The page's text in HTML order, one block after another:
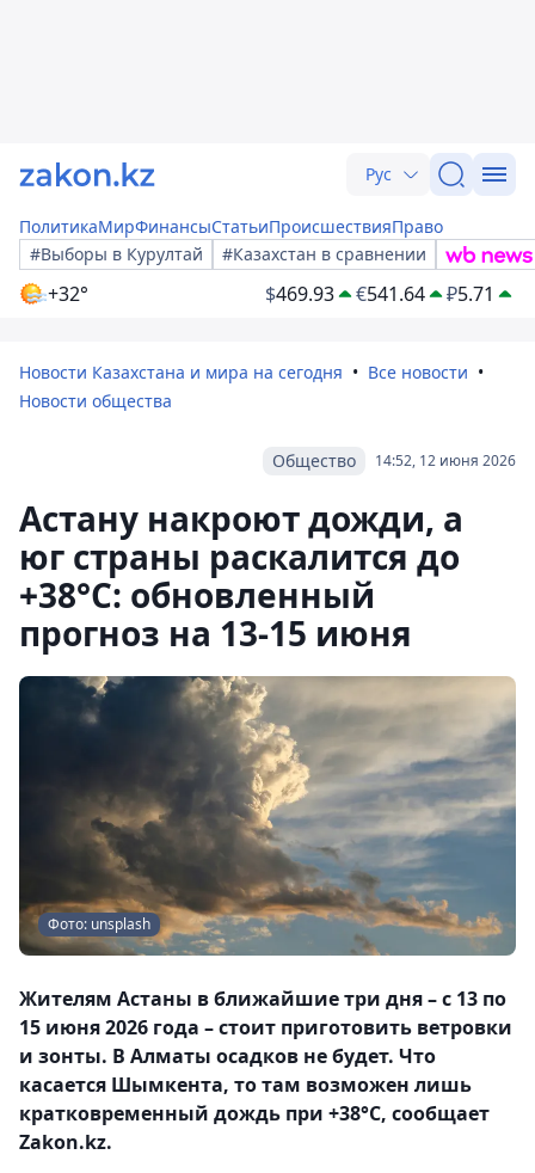
Рус
ПолитикаМирФинансыСтатьиПроисшествияПраво
#Выборы в Курултай
#Казахстан в сравнении
+32° $469.93 €541.64 ₽5.71
Новости Казахстана и мира на сегодня
Все новости
Новости общества
14:52, 12 июня 2026
Общество
Астану накроют дожди, а
юг страны раскалится до
+38°C: обновленный
прогноз на 13-15 июня
Фото: unsplash
Жителям Астаны в ближайшие три дня – с 13 по
15 июня 2026 года – стоит приготовить ветровки
и зонты. В Алматы осадков не будет. Что
касается Шымкента, то там возможен лишь
кратковременный дождь при +38°С, сообщает
Zakon.kz.